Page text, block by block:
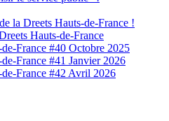
la Dreets Hauts-de-France !
Hauts-de-France
France #40 Octobre 2025
France #41 Janvier 2026
France #42 Avril 2026